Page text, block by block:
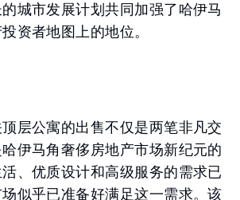
城市发展计划共同加强了哈伊马
资者地图上的地位。
层公寓的出售不仅是两笔非凡交
伊马角奢侈房地产市场新纪元的
、优质设计和高级服务的需求已
似乎已准备好满足这一需求。该